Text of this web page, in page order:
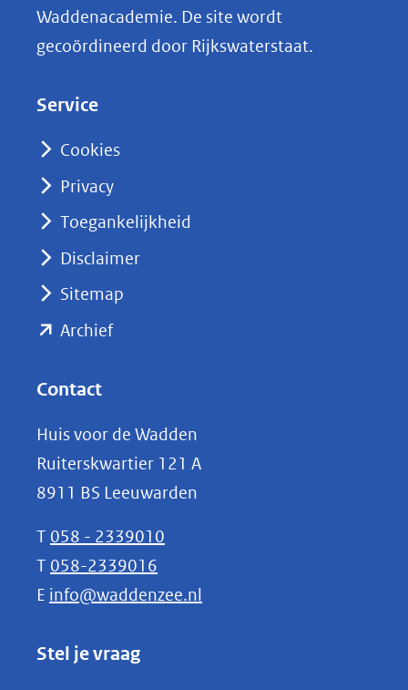
k
e
nieuw
naar
Waddenacademie. De site wordt
gecoördineerd door Rijkswaterstaat.
Service
Cookies
Privacy
Toegankelijkheid
Disclaimer
Sitemap
Archief(opent
(verwijst
naar
een
andere
website)
Contact
Huis voor de Wadden
Ruiterskwartier 121 A
8911 BS Leeuwarden
T 058 - 2339010
T 058-2339016
E info@waddenzee.nl
Stel je vraag